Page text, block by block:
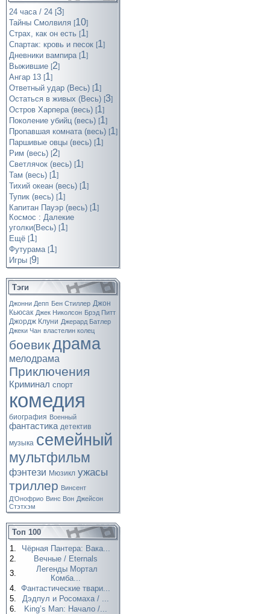
24 часа / 24 [3]
Тайны Смолвиля [10]
Страх, как он есть [1]
Спартак: кровь и песок [1]
Дневники вампира [1]
Выжившие [2]
Ангар 13 [1]
Ответный удар (Весь) [1]
Остаться в живых (Весь) [3]
Остров Харпера (весь) [1]
Поколение убийц (весь) [1]
Пропавшая комната (весь) [1]
Паршивые овцы (весь) [1]
Рим (весь) [2]
Светлячок (весь) [1]
Там (весь) [1]
Тихий океан (весь) [1]
Тупик (весь) [1]
Капитан Пауэр (весь) [1]
Космос : Далекие
уголки(Весь) [1]
Ещё [1]
Футурама [1]
Игры [9]
Тэги
Джонни Депп Бен Стиллер Джон
Кьюсак Джек Николсон Брэд Питт
Джордж Клуни Джерард Батлер
Джеки Чан властелин колец
боевикдрама
мелодрама
Приключения
Криминал спорт
комедия
биография Военный
фантастика детектив
музыка семейный
мультфильм
фэнтези Мюзикл ужасы
триллер Винсент
Д’Онофрио Винс Вон Джейсон
Стэтхэм
Топ 100
1.
Чёрная Пантера: Вака...
2.
Вечные / Eternals
3.
Легенды Мортал
Комба...
4. Фантастические твари...
5.
Дэдпул и Росомаха / ...
6.
King’s Man: Начало /...